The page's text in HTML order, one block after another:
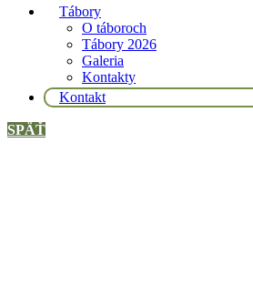
Tábory
O táboroch
Tábory 2026
Galeria
Kontakty
Kontakt
SPÄŤ